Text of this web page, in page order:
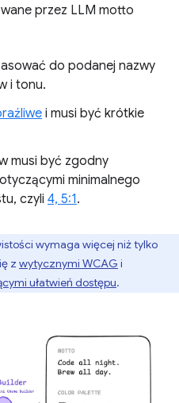
przez LLM motto
do podanej nazwy
i tonu.
i musi być krótkie
musi być zgodny
minimalnego
czyli 4, 5:1.
wymaga więcej niż tylko
z wytycznymi WCAG i
ułatwień dostępu.